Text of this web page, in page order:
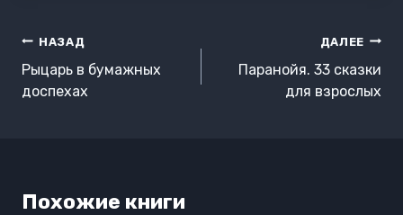
Навигация
по
записям
НАЗАД
Рыцарь в бумажных
доспехах
ДАЛЕЕ
Паранойя. 33 сказки
для взрослых
Похожие книги